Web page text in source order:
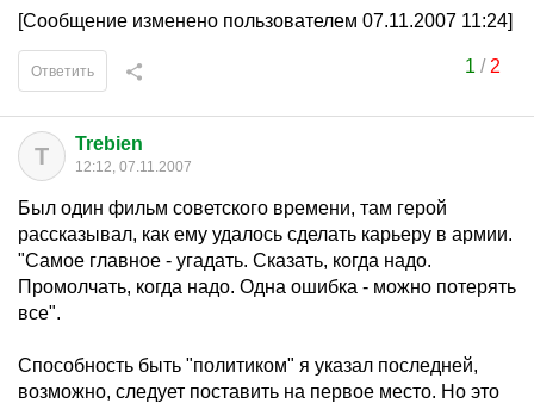
[Сообщение изменено пользователем 07.11.2007 11:24]
1 / 2
Ответить
T Trebien
12:12, 07.11.2007
Был один фильм советского времени, там герой
рассказывал, как ему удалось сделать карьеру в армии.
"Самое главное - угадать. Сказать, когда надо.
Промолчать, когда надо. Одна ошибка - можно потерять
все".
Способность быть "политиком" я указал последней,
возможно, следует поставить на первое место. Но это